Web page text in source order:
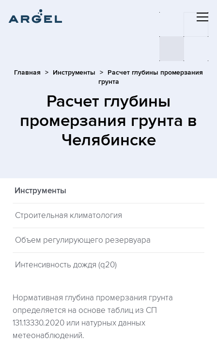
Главная Инструменты
Расчет глубины промерзания
грунта
Расчет глубины
промерзания грунта в
Челябинске
Инструменты
Строительная климатология
Объем регулирующего резервуара
Интенсивность дождя (q20)
Нормативная глубина промерзания грунта
определяется на основе таблиц из СП
131.13330.2020 или натурных данных
метеонаблюдений.